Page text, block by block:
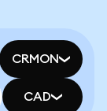
CRMON
CAD